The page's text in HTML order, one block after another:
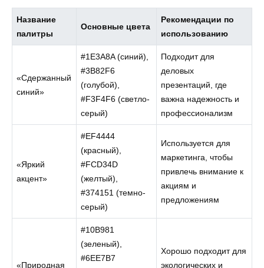
Название
палитры
Основные цвета
Рекомендации по
использованию
«Сдержанный
синий»
#1E3A8A (синий),
#3B82F6
(голубой),
#F3F4F6 (светло-
серый)
Подходит для
деловых
презентаций, где
важна надежность и
профессионализм
«Яркий
акцент»
#EF4444
(красный),
#FCD34D
(желтый),
#374151 (темно-
серый)
Используется для
маркетинга, чтобы
привлечь внимание к
акциям и
предложениям
«Природная
#10B981
(зеленый),
#6EE7B7
Хорошо подходит для
экологических и